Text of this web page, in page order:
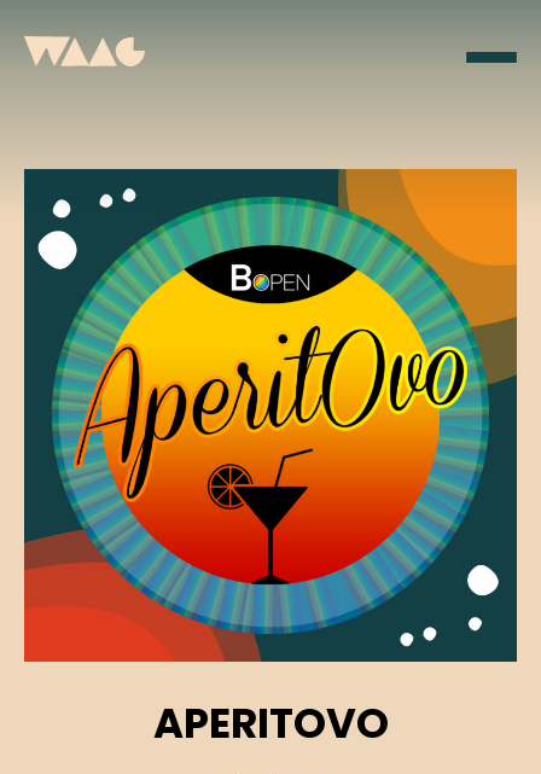
APERITOVO